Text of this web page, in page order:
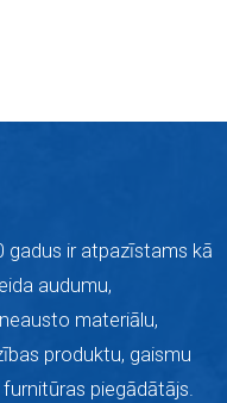
gadus ir atpazīstams kā
audumu,
materiālu,
produktu, gaismu
piegādātājs.